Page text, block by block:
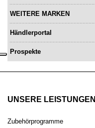
WEITERE MARKEN
Händlerportal
Prospekte
UNSERE LEISTUNGEN
Zubehörprogramme